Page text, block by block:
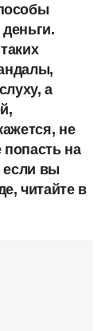
а
не
на
если вы
читайте в